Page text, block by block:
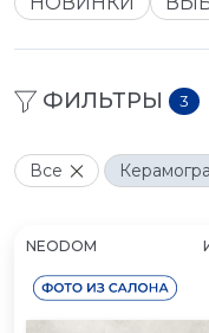
ФИЛЬТРЫ 3
Все
NEODOM